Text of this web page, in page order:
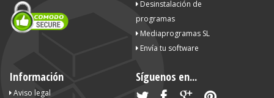
Desinstalación de
programas
Mediaprogramas SL
Envía tu software
Información
Aviso legal
Síguenos en...